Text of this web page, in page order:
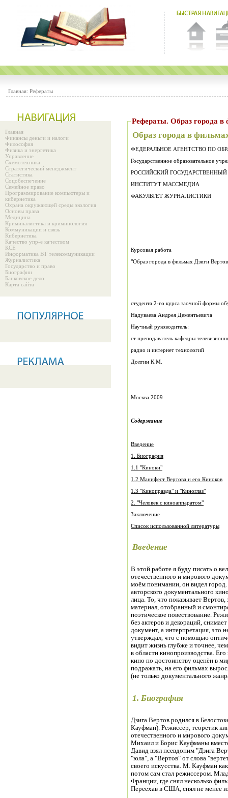
Главная: Рефераты
Главная
Финансы деньги и налоги
Философия
Физика и энергетика
Управление
Схемотехника
Стратегический менеджмент
Статистика
Соцобеспечение
Семейное право
Программирование компьютеры и
кибернетика
Охрана окружающей среды экология
Основы права
Медицина
Криминалистика и криминология
Коммуникации и связь
Кибернетика
Качество упр-е качеством
КСЕ
Информатика ВТ телекоммуникации
Журналистика
Государство и право
Биографии
Банковское дело
Карта сайта
Рефераты. Образ
Образ города в
ФЕДЕРАЛЬНОЕ АГЕНТСТВО ПО
Государственное образовательное
РОССИЙСКИЙ
ИНСТИТУТ МАССМЕДИА
ФАКУЛЬТЕТ ЖУРНАЛИСТИКИ
Курсовая работа
"Образ города в фильмах Дзиги
студента 2-го курса заочной формы
Надуваева Андрея Дементьевича
Научный руководитель:
ст преподаватель кафедры
радио и интернет технологий
Долгин К.М.
Москва 2009
Содержание
Введение
1. Биография
1.1 "Киноки"
1.2 Манифест Вертова и его Киноков
1.3 "Киноправда" и "Киноглаз"
2. "Человек с киноаппаратом"
Заключение
Список использованной литературы
Введение
В этой работе я буду писать о
отечественного и мирового
моём понимании, он видел
авторского документального
лица. То, что показывает
материал, отобранный и
поэтическое повествование.
без актеров и декораций,
документ, а интерпретация, это
утверждал, что с помощью
видит жизнь глубже и точнее,
в области кинопроизводства.
кино по достоинству оценён в
подражать, на его фильмах
(не только документального
1. Биография
Дзига Вертов родился в
Кауфман). Режиссер, теоретик
отечественного и мирового
Михаил и Борис Кауфманы
Давид взял псевдоним "Дзига
"юла", а "Вертов" от слова
своего искусства. М. Кауфман
потом сам стал режиссером.
Франции, где снял несколько
Переехав в США, снял не менее